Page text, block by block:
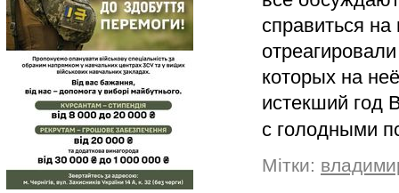
справиться
которых на
истекший год
с голодными
Мітки: